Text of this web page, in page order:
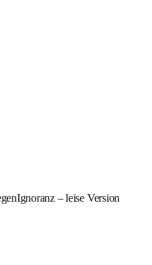
– leise Version